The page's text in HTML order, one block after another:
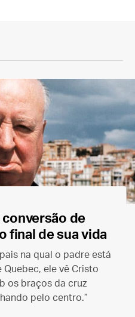
de
final de sua vida
na qual o padre está
ele vê Cristo
os braços da cruz
pelo centro.”